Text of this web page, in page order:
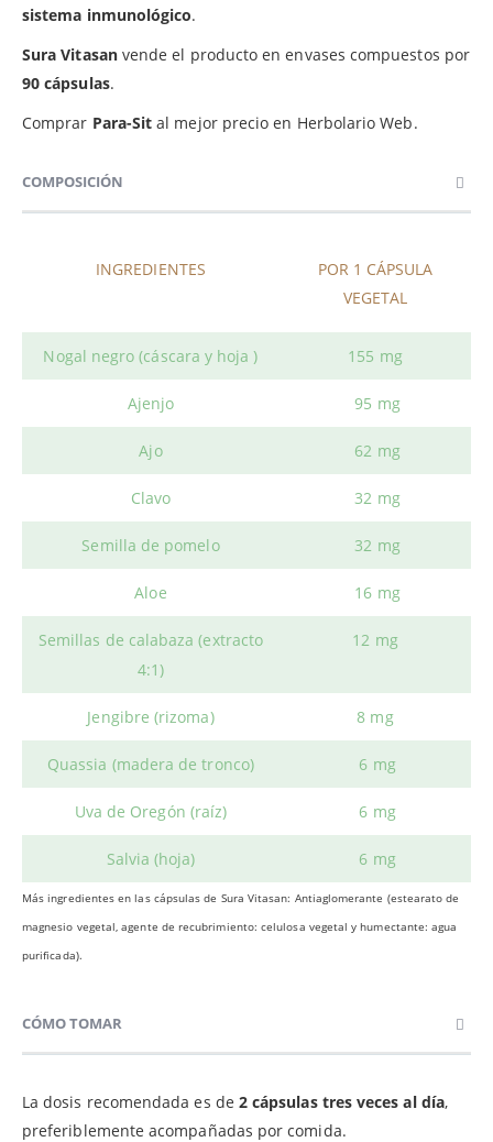
sistema inmunológico.
Sura Vitasanvende el producto en envases compuestos por
90 cápsulas.
Comprar Para-Sit al mejor precio en Herbolario Web.
COMPOSICIÓN
INGREDIENTES
POR 1 CÁPSULA
VEGETAL
Nogal negro (cáscara y hoja ) 155 mg
Ajenjo 95 mg
Ajo 62 mg
Clavo 32 mg
Semilla de pomelo 32 mg
Aloe 16 mg
Semillas de calabaza (extracto
4:1)
12 mg
Jengibre (rizoma) 8 mg
Quassia (madera de tronco) 6 mg
Uva de Oregón (raíz) 6 mg
Salvia (hoja) 6 mg
Más ingredientes en las cápsulas de Sura Vitasan: Antiaglomerante (estearato de
magnesio vegetal, agente de recubrimiento: celulosa vegetal y humectante: agua
purificada).
CÓMO TOMAR
La dosis recomendada es de 2 cápsulas tres veces al día,
preferiblemente acompañadas por comida.